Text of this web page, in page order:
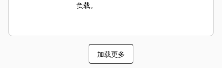
负载。
加载更多